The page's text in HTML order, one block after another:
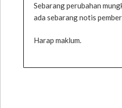
Sebarang perubahan
ada sebarang notis
Harap maklum.